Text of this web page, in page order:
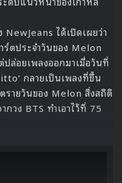
ได้เปิดเผยว่า
ตประจำวันของ Melon
ล่อยเพลงออกมาเมื่อวันที่
กลายเป็นเพลงที่ขึ้น
ายวันของ Melon สิ่งสถิติ
วง BTS ทำเอาไว้ที่ 75